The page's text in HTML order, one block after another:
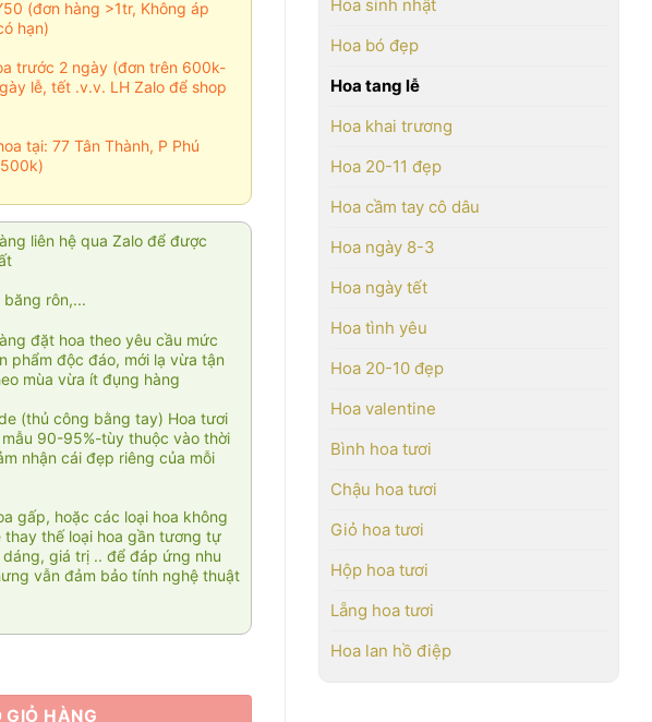
Hoa sinh nhật
Hoa bó đẹp
Hoa tang lễ
Hoa khai trương
Hoa 20-11 đẹp
Hoa cầm tay cô dâu
Hoa ngày 8-3
Hoa ngày tết
Hoa tình yêu
Hoa 20-10 đẹp
Hoa valentine
Bình hoa tươi
Chậu hoa tươi
Giỏ hoa tươi
Hộp hoa tươi
Lẵng hoa tươi
Hoa lan hồ điệp
(đơn hàng >1tr, Không áp
hạn)
trước 2 ngày (đơn trên 600k-
lễ, tết .v.v. LH Zalo để shop
tại: 77 Tân Thành, P Phú
liên hệ qua Zalo để được
rôn,...
đặt hoa theo yêu cầu mức
phẩm độc đáo, mới lạ vừa tận
mùa vừa ít đụng hàng
(thủ công bằng tay) Hoa tươi
90-95%-tùy thuộc vào thời
nhận cái đẹp riêng của mỗi
gấp, hoặc các loại hoa không
thế loại hoa gần tương tự
giá trị .. để đáp ứng nhu
vẫn đảm bảo tính nghệ thuật
GIỎ HÀNG